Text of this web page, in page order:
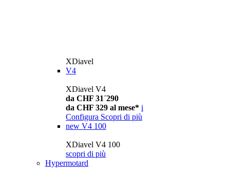
XDiavel
V4
XDiavel V4
da CHF 31´290
da CHF 329 al mese* i
Configura Scopri di più
new V4 100
XDiavel V4 100
scopri di più
Hypermotard